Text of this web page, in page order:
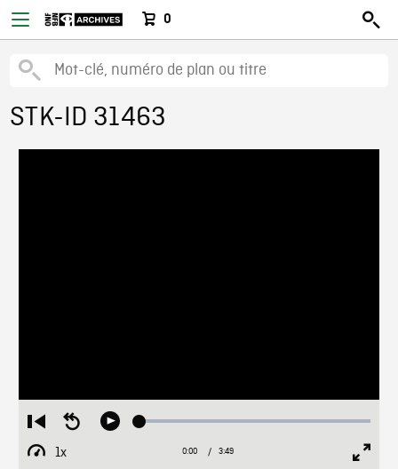
0
STK-ID 31463
Restart
from
beginning
Seek
Play Loaded:
1x
Playback
Current
0:00 / Duration
3:49